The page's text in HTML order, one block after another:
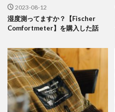
2023-08-12
湿度測ってますか？【Fischer
Comfortmeter】を購入した話